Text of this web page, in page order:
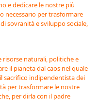
e dedicare le nostre più
necessario per trasformare
sovranità e sviluppo sociale,
risorse naturali, politiche e
il pianeta dal caos nel quale
sacrifico indipendentista dei
per trasformare le nostre
per dirla con il padre